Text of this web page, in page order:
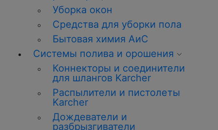
Уборка окон
Средства для уборки пола
Бытовая химия АиС
Системы полива и орошения
Коннекторы и соединители
для шлангов Karcher
Распылители и пистолеты
Karcher
Дождеватели и
разбрызгиватели